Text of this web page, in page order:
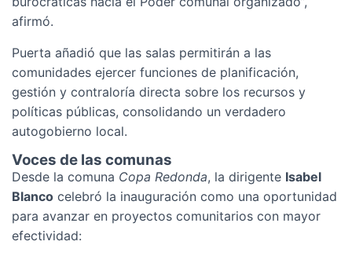
afirmó.
Puerta añadió que las salas permitirán a las
comunidades ejercer funciones de planificación,
gestión y contraloría directa sobre los recursos y
políticas públicas, consolidando un verdadero
autogobierno local.
Voces de las comunas
Desde la comuna Copa Redonda, la dirigente Isabel
Blanco celebró la inauguración como una oportunidad
para avanzar en proyectos comunitarios con mayor
efectividad: